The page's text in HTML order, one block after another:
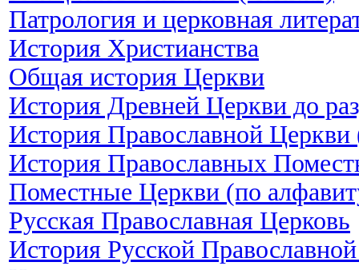
Патрология и церковная
История Христианства
Общая история Церкви
История Древней Церкви до
История Православной Церкви
История Православных
Поместные Церкви (по
Русская Православная Церковь
История Русской